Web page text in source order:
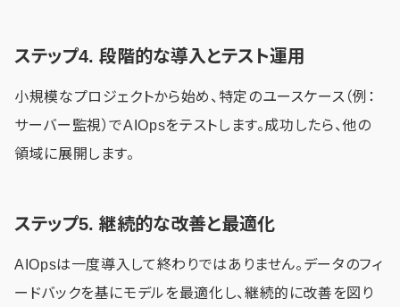
ステップ4. 段階的な導入とテスト運用
小規模なプロジェクトから始め、特定のユースケース（例：
サーバー監視）でAIOpsをテストします。成功したら、他の
領域に展開します。
ステップ5. 継続的な改善と最適化
AIOpsは一度導入して終わりではありません。データのフィ
ードバックを基にモデルを最適化し、継続的に改善を図り